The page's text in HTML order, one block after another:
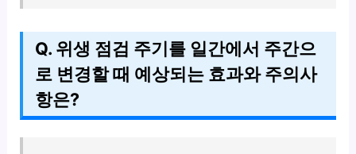
Q. 위생 점검 주기를 일간에서 주간으
로 변경할 때 예상되는 효과와 주의사
항은?